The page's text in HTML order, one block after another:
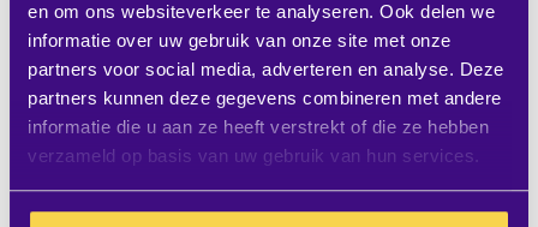
en om ons websiteverkeer te analyseren. Ook delen we
informatie over uw gebruik van onze site met onze
partners voor social media, adverteren en analyse. Deze
partners kunnen deze gegevens combineren met andere
informatie die u aan ze heeft verstrekt of die ze hebben
verzameld op basis van uw gebruik van hun services.
Barco ClickShare
Conference CX-50 Gen2
Excl. BTW:
€ 3.450,00
IN WINKELWAGEN